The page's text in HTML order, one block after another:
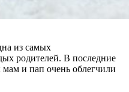
из самых
родителей. В последние
мам и пап очень облегчили